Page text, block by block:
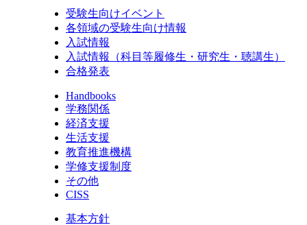
受験生向けイベント
各領域の受験生向け情報
入試情報
入試情報（科目等履修生・研究生・聴講生）
合格発表
Handbooks
学務関係
経済支援
生活支援
教育推進機構
学修支援制度
その他
CISS
基本方針